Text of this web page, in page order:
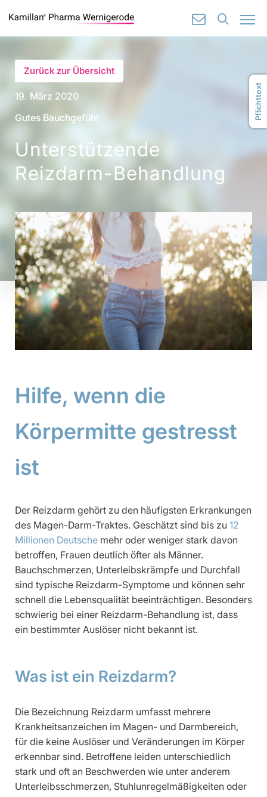
✉️ 🔍
Zurück zur Übersicht
19. März 2020
Gutes Bauchgefühl
Unterstützende
Reizdarm-Behandlung
Hilfe, wenn die
Körpermitte gestresst
ist
Der Reizdarm gehört zu den häufigsten Erkrankungen
des Magen-Darm-Traktes. Geschätzt sind bis zu 12
Millionen Deutsche mehr oder weniger stark davon
betroffen, Frauen deutlich öfter als Männer.
Bauchschmerzen, Unterleibskrämpfe und Durchfall
sind typische Reizdarm-Symptome und können sehr
schnell die Lebensqualität beeinträchtigen. Besonders
schwierig bei einer Reizdarm-Behandlung ist, dass
ein bestimmter Auslöser nicht bekannt ist.
Was ist ein Reizdarm?
Die Bezeichnung Reizdarm umfasst mehrere
Krankheitsanzeichen im Magen- und Darmbereich,
für die keine Auslöser und Veränderungen im Körper
erkennbar sind. Betroffene leiden unterschiedlich
stark und oft an Beschwerden wie unter anderem
Unterleibsschmerzen, Stuhlunregelmäßigkeiten oder
Pflichttext